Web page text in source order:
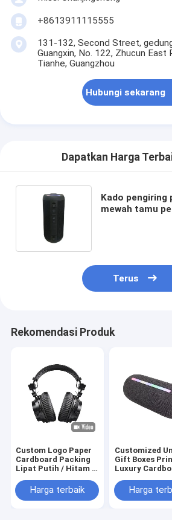
+8613911115555
131-132, Second Street,
Guangxin, No. 122, Zhucun East
Tianhe, Guangzhou
Hubungi sekarang
Dapatkan Harga
Kado pengiring
mewah tamu
Terus
Rekomendasi Produk
Custom Logo Paper
Cardboard Packing
Lipat Putih / Hitam /
Magnetic Gift Box
dengan Ribbon
Harga terbaik
Customized
Gift Boxes
Luxury
Perhiasan
Rose Gift Box
Harga